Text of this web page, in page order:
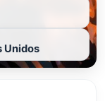
Unidos